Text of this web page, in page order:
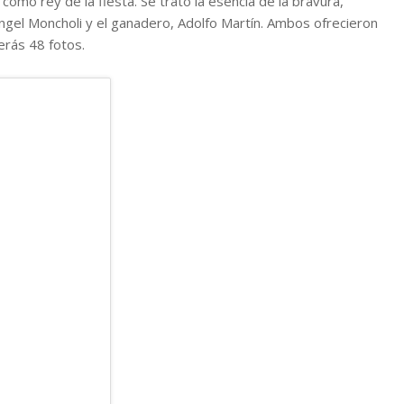
Moncholi y el ganadero, Adolfo Martín. Ambos ofrecieron
48 fotos.